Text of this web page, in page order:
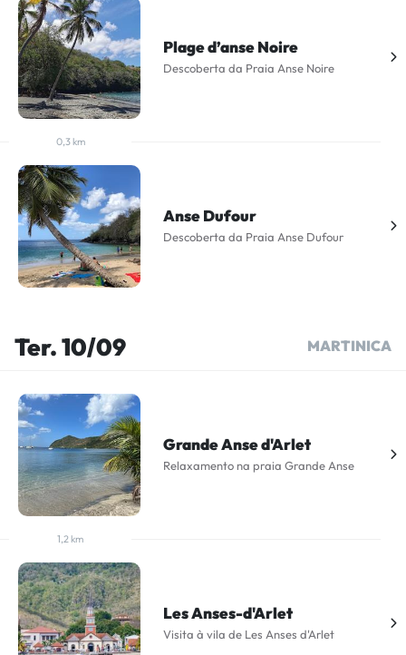
Plage d’anse Noire
Descoberta da Praia Anse Noire
0,3 km
Anse Dufour
Descoberta da Praia Anse Dufour
Ter. 10/09 MARTINICA
Grande Anse d'Arlet
Relaxamento na praia Grande Anse
1,2 km
Les Anses-d'Arlet
Visita à vila de Les Anses d'Arlet